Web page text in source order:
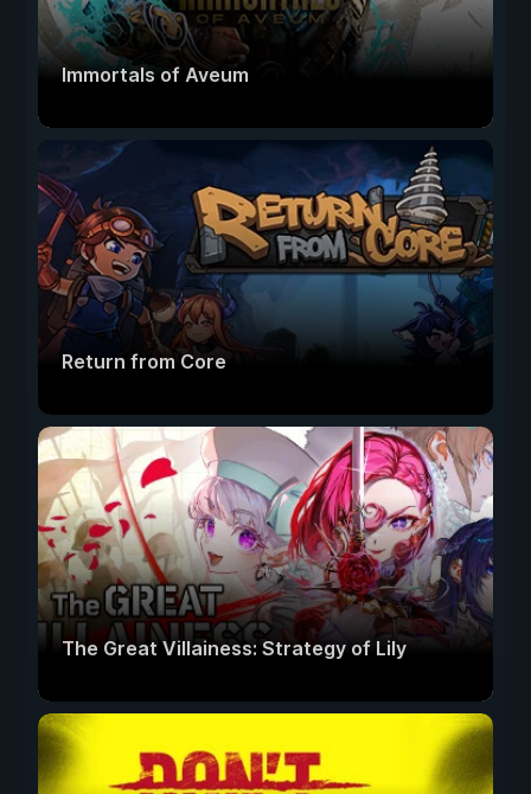
Immortals of Aveum
Return from Core
The Great Villainess: Strategy of Lily